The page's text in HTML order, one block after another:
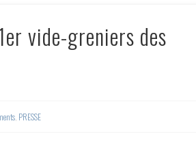
vide-greniers des
PRESSE